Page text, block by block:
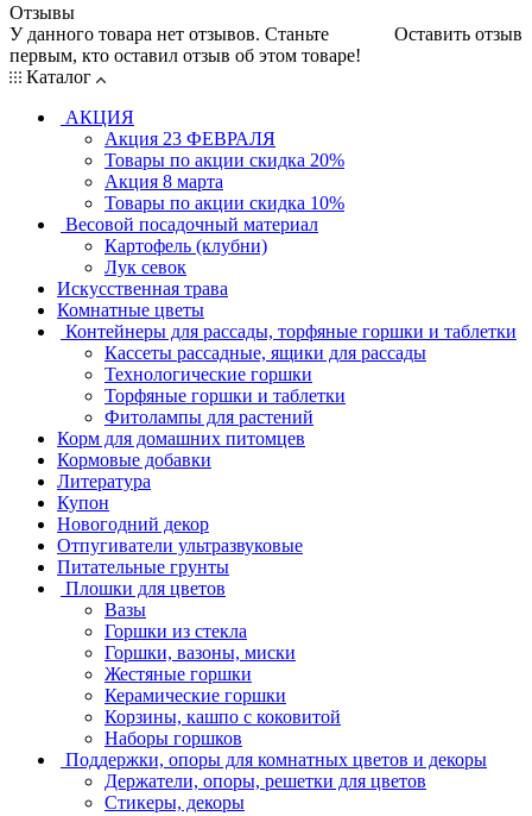
Отзывы
Оставить отзыв
У данного товара нет отзывов. Станьте
первым, кто оставил отзыв об этом товаре!
Каталог
АКЦИЯ
Акция 23 ФЕВРАЛЯ
Товары по акции скидка 20%
Акция 8 марта
Товары по акции скидка 10%
Весовой посадочный материал
Картофель (клубни)
Лук севок
Искусственная трава
Комнатные цветы
Контейнеры для рассады, торфяные горшки и таблетки
Кассеты рассадные, ящики для рассады
Технологические горшки
Торфяные горшки и таблетки
Фитолампы для растений
Корм для домашних питомцев
Кормовые добавки
Литература
Купон
Новогодний декор
Отпугиватели ультразвуковые
Питательные грунты
Плошки для цветов
Вазы
Горшки из стекла
Горшки, вазоны, миски
Жестяные горшки
Керамические горшки
Корзины, кашпо с коковитой
Наборы горшков
Поддержки, опоры для комнатных цветов и декоры
Держатели, опоры, решетки для цветов
Стикеры, декоры